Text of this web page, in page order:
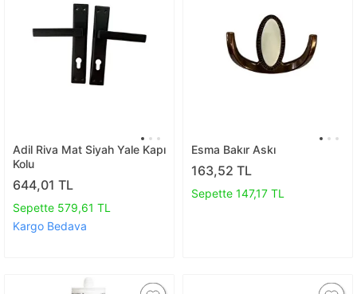
Adil Riva Mat Siyah Yale Kapı
Kolu
644,01 TL
Sepette 579,61 TL
Kargo Bedava
Esma Bakır Askı
163,52 TL
Sepette 147,17 TL